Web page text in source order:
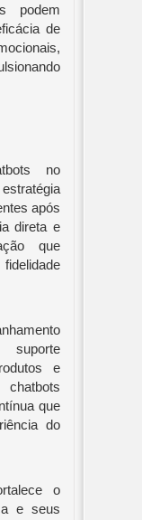
podem
de
no
após
direta e
que
suporte
e
que
do
o
e seus